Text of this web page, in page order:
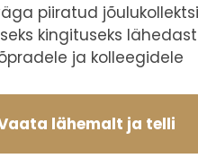
See tähendab, et Teie
Teid ei seostata
võimaldavad meil
veebivormide
saadetakse
olete andnud oma
piiratud
kingituseks
ja kolleegidele
lähemalt ja telli